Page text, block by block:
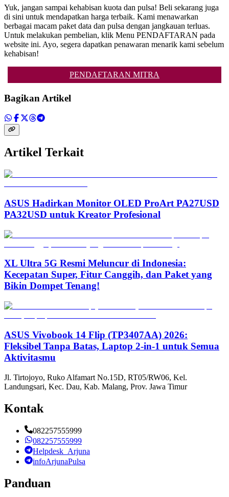
Yuk, jangan sampai kehabisan kuota dan pulsa! Beli sekarang juga
di sini untuk mendapatkan harga terbaik. Kami menawarkan
berbagai macam paket data dan pulsa dengan jangkauan terluas.
Untuk melakukan pembelian, klik Menu PENDAFTARAN pada
website ini. Ayo, segera dapatkan penawaran menarik kami sebelum
kehabisan!
PENDAFTARAN MITRA
Bagikan Artikel
Artikel Terkait
ASUS Hadirkan Monitor OLED ProArt PA27USD
PA32USD untuk Kreator Profesional
XL Ultra 5G Resmi Meluncur di Indonesia:
Kecepatan Super, Fitur Canggih, dan Paket yang
Bikin Dompet Tenang!
ASUS Vivobook 14 Flip (TP3407AA) 2026:
Fleksibel Tanpa Batas, Laptop 2-in-1 untuk Semua
Aktivitasmu
Jl. Tirtojoyo, Ruko Alfamart No.15D, RT05/RW06, Kel.
Landungsari, Kec. Dau, Kab. Malang, Prov. Jawa Timur
Kontak
082257555999
082257555999
Helpdesk_Arjuna
infoArjunaPulsa
Panduan